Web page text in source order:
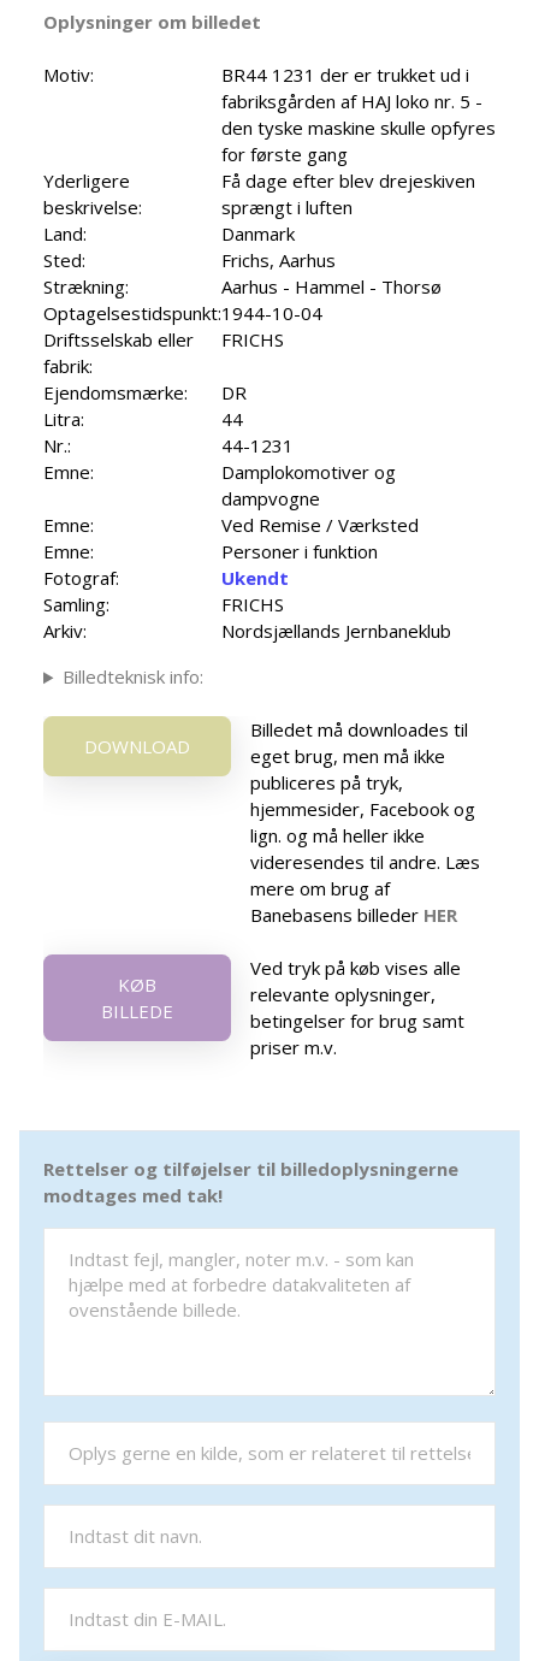
Oplysninger om billedet
Motiv:
BR44 1231 der er trukket ud i
fabriksgården af HAJ loko nr. 5 -
den tyske maskine skulle opfyres
for første gang
Yderligere
beskrivelse:
Få dage efter blev drejeskiven
sprængt i luften
Land:
Danmark
Sted:
Frichs, Aarhus
Strækning:
Aarhus - Hammel - Thorsø
Optagelsestidspunkt:1944-10-04
Driftsselskab eller
fabrik:
FRICHS
Ejendomsmærke:
DR
Litra:
44
Nr.:
44-1231
Emne:
Damplokomotiver og
dampvogne
Emne:
Ved Remise / Værksted
Emne:
Personer i funktion
Fotograf:
Ukendt
Samling:
FRICHS
Arkiv:
Nordsjællands Jernbaneklub
Billedteknisk info:
DOWNLOAD
Billedet må downloades til
eget brug, men må ikke
publiceres på tryk,
hjemmesider, Facebook og
lign. og må heller ikke
videresendes til andre. Læs
mere om brug af
Banebasens billeder HER
KØB
BILLEDE
Ved tryk på køb vises alle
relevante oplysninger,
betingelser for brug samt
priser m.v.
Rettelser og tilføjelser til billedoplysningerne
modtages med tak!